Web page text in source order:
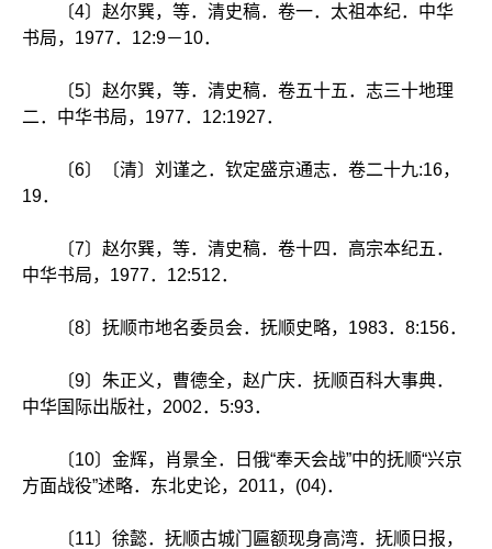
〔4〕赵尔巽，等．清史稿．卷一．太祖本纪．中华
书局，1977．12:9－10．
〔5〕赵尔巽，等．清史稿．卷五十五．志三十地理
二．中华书局，1977．12:1927．
〔6〕〔清〕刘谨之．钦定盛京通志．卷二十九:16，
19．
〔7〕赵尔巽，等．清史稿．卷十四．高宗本纪五．
中华书局，1977．12:512．
〔8〕抚顺市地名委员会．抚顺史略，1983．8:156．
〔9〕朱正义，曹德全，赵广庆．抚顺百科大事典．
中华国际出版社，2002．5:93．
〔10〕金辉，肖景全．日俄“奉天会战”中的抚顺“兴京
方面战役”述略．东北史论，2011，(04)．
〔11〕徐懿．抚顺古城门匾额现身高湾．抚顺日报，